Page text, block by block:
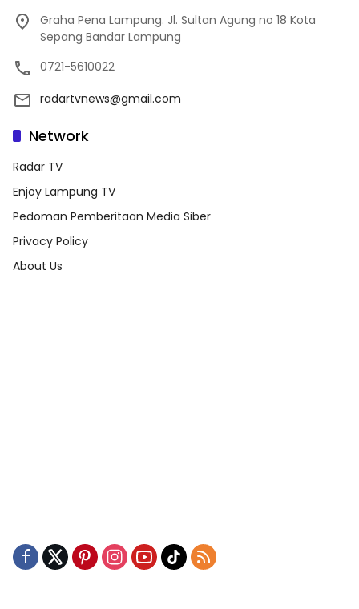
Graha Pena Lampung. Jl. Sultan Agung no 18 Kota
Sepang Bandar Lampung
0721-5610022
radartvnews@gmail.com
Network
Radar TV
Enjoy Lampung TV
Pedoman Pemberitaan Media Siber
Privacy Policy
About Us